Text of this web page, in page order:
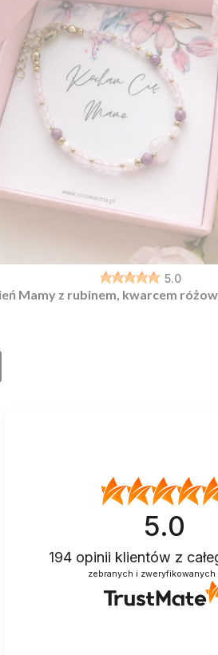
5.0
Mamy z rubinem, kwarcem
5.0
194 opinii klientów z
zebranych i zweryfikowanych